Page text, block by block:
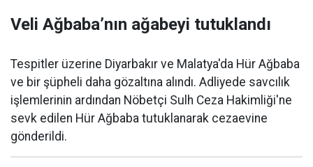
Veli Ağbaba’nın ağabeyi tutuklandı
Tespitler üzerine Diyarbakır ve Malatya'da Hür Ağbaba
ve bir şüpheli daha gözaltına alındı. Adliyede savcılık
işlemlerinin ardından Nöbetçi Sulh Ceza Hakimliği'ne
sevk edilen Hür Ağbaba tutuklanarak cezaevine
gönderildi.